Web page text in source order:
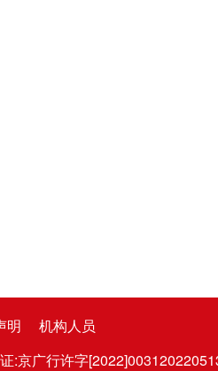
明
机构人员
:京广行许字